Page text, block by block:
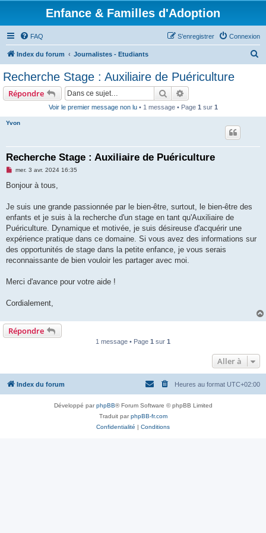
Enfance & Familles d'Adoption
FAQ Connexion
S’enregistrer
Index du forum Journalistes - Etudiants
Recherche Stage : Auxiliaire de Puériculture
Répondre Rechercher
Voir le premier message non lu• 1 message • Page 1 sur 1
Yvon
Recherche Stage : Auxiliaire de Puériculture
M
s
g
n
o
l
u
mer. 3 avr. 2024 16:35
Bonjour à tous,
Je suis une grande passionnée par le bien-être, surtout, le bien-être des
enfants et je suis à la recherche d'un stage en tant qu'Auxiliaire de
Puériculture. Dynamique et motivée, je suis désireuse d'acquérir une
expérience pratique dans ce domaine. Si vous avez des informations sur
des opportunités de stage dans la petite enfance, je vous serais
reconnaissante de bien vouloir les partager avec moi.
Merci d'avance pour votre aide !
Cordialement,
Répondre
1 message • Page 1 sur 1
Aller à
Index du forum Heures au format UTC+02:00
Développé parphpBB® Forum Software © phpBB Limited
Traduit parphpBB-fr.com
Confidentialité | Conditions